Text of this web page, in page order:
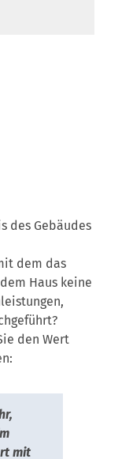
des Gebäudes
dem das
Haus keine
den Wert
mit